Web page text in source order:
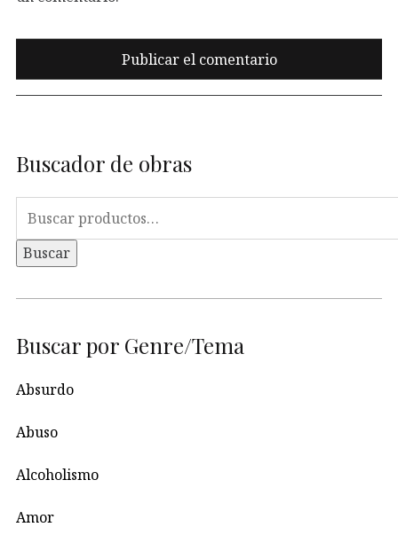
Buscador de obras
por:
Buscar
Buscar por Genre/Tema
Absurdo
Abuso
Alcoholismo
Amor